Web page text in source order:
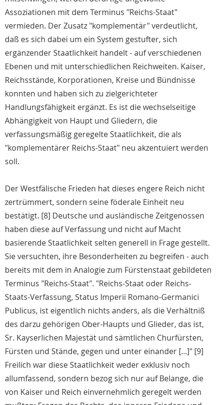
Assoziationen mit dem Terminus "Reichs-Staat"
vermieden. Der Zusatz "komplementär" verdeutlicht,
daß es sich dabei um ein System gestufter, sich
ergänzender Staatlichkeit handelt - auf verschiedenen
Ebenen und mit unterschiedlichen Reichweiten. Kaiser,
Reichsstände, Korporationen, Kreise und Bündnisse
konnten und haben sich zu zielgerichteter
Handlungsfähigkeit ergänzt. Es ist die wechselseitige
Abhängigkeit von Haupt und Gliedern, die
verfassungsmäßig geregelte Staatlichkeit, die als
"komplementärer Reichs-Staat" neu akzentuiert werden
soll.
Der Westfälische Frieden hat dieses engere Reich nicht
zertrümmert, sondern seine föderale Einheit neu
bestätigt. [8] Deutsche und ausländische Zeitgenossen
haben diese auf Verfassung und nicht auf Macht
basierende Staatlichkeit selten generell in Frage gestellt.
Sie versuchten, ihre Besonderheiten zu begreifen - auch
bereits mit dem in Analogie zum Fürstenstaat gebildeten
Terminus "Reichs-Staat". "Reichs-Staat oder Reichs-
Staats-Verfassung, Status Imperii Romano-Germanici
Publicus, ist eigentlich nichts anders, als die Verhältniß
des darzu gehörigen Ober-Haupts und Glieder, das ist,
Sr. Kayserlichen Majestät und sämtlichen Churfürsten,
Fürsten und Stände, gegen und unter einander [...]" [9]
Freilich war diese Staatlichkeit weder exklusiv noch
allumfassend, sondern bezog sich nur auf Belange, die
von Kaiser und Reich einvernehmlich geregelt werden